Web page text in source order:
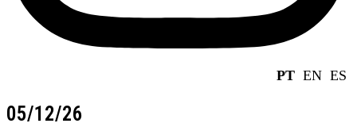
PT EN ES
05/12/26